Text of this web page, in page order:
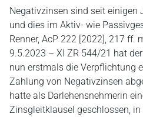
Negativzinsen sind seit einigen
und dies im Aktiv- wie
Renner, AcP 222 [2022], 217 ff.
9.5.2023 – XI ZR 544/21 hat
nun erstmals die Verpflichtung
Zahlung von Negativzinsen
hatte als Darlehensnehmerin
Zinsgleitklausel geschlossen,